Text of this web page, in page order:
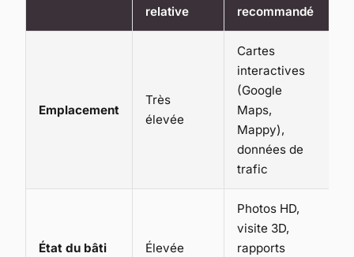
relative
recommandé
Emplacement
Très
élevée
Cartes
interactives
(Google
Maps,
Mappy),
données de
trafic
État du bâti Élevée
Photos HD,
visite 3D,
rapports